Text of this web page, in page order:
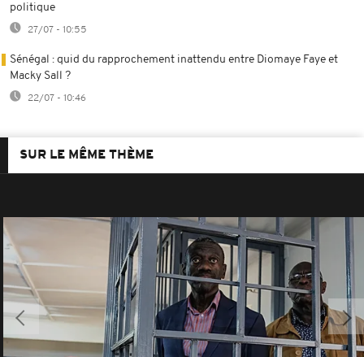
politique
27/07 - 10:55
Sénégal : quid du rapprochement inattendu entre Diomaye Faye et
Macky Sall ?
22/07 - 10:46
SUR LE MÊME THÈME